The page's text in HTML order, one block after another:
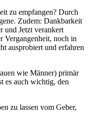
zu empfangen? Durch
Zudem: Dankbarkeit
und Jetzt verankert
Vergangenheit, noch in
ausprobiert und erfahren
wie Männer) primär
es auch wichtig, den
zu lassen vom Geber,